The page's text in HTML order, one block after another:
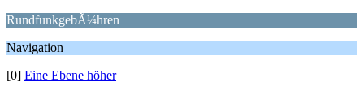
RundfunkgebÃ¼hren
Navigation
[0] Eine Ebene höher